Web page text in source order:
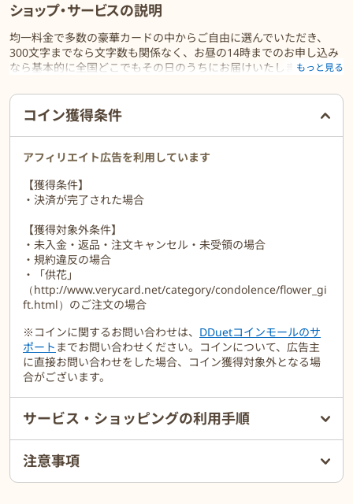
ショップ・サービスの説明
均一料金で多数の豪華カードの中からご自由に選んでいただき、
300文字までなら文字数も関係なく、お昼の14時までのお申し込み
なら基本的に全国どこでもその日のうちにお届けいたします。もっと見る
ご利用前に必ずお読みください
コイン獲得条件
アフィリエイト広告を利用しています
【獲得条件】
・決済が完了された場合
【獲得対象外条件】
・未入金・返品・注文キャンセル・未受領の場合
・規約違反の場合
・「供花」
（http://www.verycard.net/category/condolence/flower_gi
ft.html）のご注文の場合
※コインに関するお問い合わせは、 DDuetコインモールのサ
ポート までお問い合わせください。コインについて、広告主
に直接お問い合わせをした場合、コイン獲得対象外となる場
合がございます。
サービス・ショッピングの利用手順
注意事項